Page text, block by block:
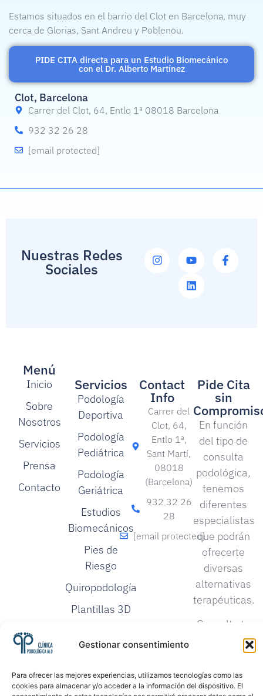
Gestionar consentimiento
Para ofrecer las mejores experiencias, utilizamos tecnologías como las
cookies para almacenar y/o acceder a la información del dispositivo. El
Estamos situados en el barrio del Clot en Barcelona, muy
cerca de Glorias, Sant Andreu y Poblenou.
PIDE CITA directa para un Estudio Biomecánico
con el Dr. Alberto Martínez
Clot, Barcelona
Carrer del Clot, 64, Entlo 1ª 08018 Barcelona
932 32 26 28
[email protected]
Nuestras Redes
Sociales
Menú
Inicio
Sobre
Nosotros
Servicios
Prensa
Contacto
Servicios
Podología
Deportiva
Podología
Pediátrica
Podología
Geriátrica
Estudios
Biomecánicos
Pies de
Riesgo
Quiropodología
Plantillas 3D
Neuromecánica
Baropodometría
Contact
Info
Carrer del
Clot, 64,
Entlo 1ª,
Sant Martí,
08018
(Barcelona)
932 32 26
28
[email protected]
Pide Cita
sin
En función
del tipo de
consulta
podológica,
tenemos
diferentes
especialistas
que podrán
ofrecerte
diversas
alternativas
terapéuticas.
Consulta tu
seguro que
podemos
darte una